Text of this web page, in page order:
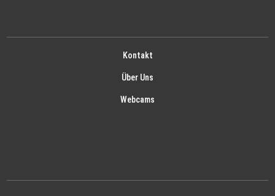
Kontakt
Über Uns
Webcams